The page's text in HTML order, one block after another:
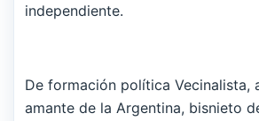
independiente.
De formación política Vecinalista,
amante de la Argentina, bisnieto